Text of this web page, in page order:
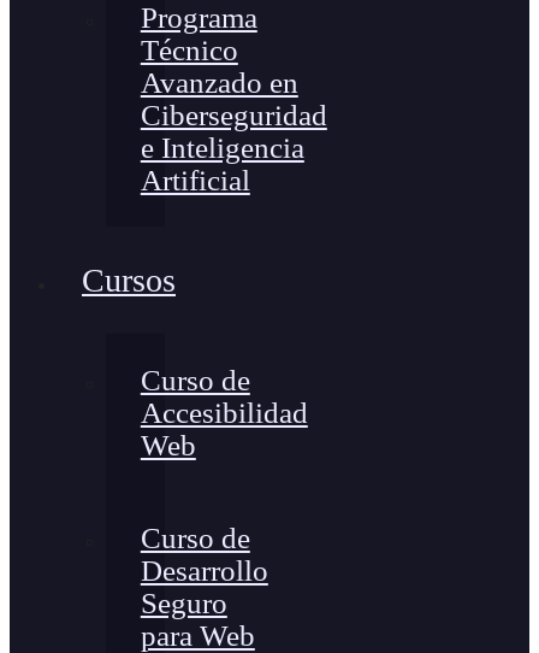
Programa
Técnico
Avanzado en
Ciberseguridad
e Inteligencia
Artificial
Cursos
Curso de
Accesibilidad
Web
Curso de
Desarrollo
Seguro
para Web